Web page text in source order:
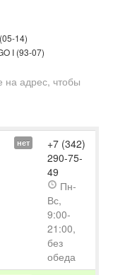
14)
I (93-07)
на адрес, чтобы
нет
+7 (342)
290-75-
49
Пн-
Вс,
9:00-
21:00,
без
обеда